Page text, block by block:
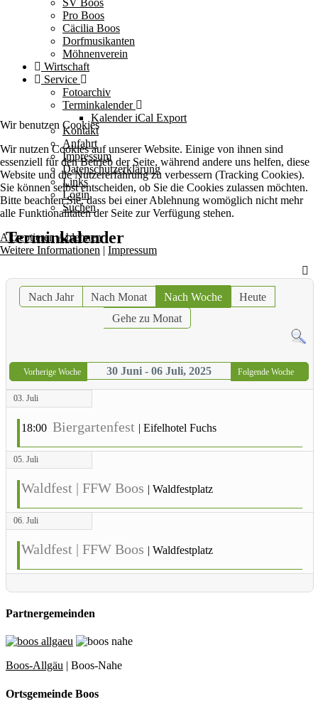
SV Boos
Pro Boos
Cäcilia Boos
Dorfmusikanten
Möhnenverein
Wirtschaft
Service
Fotoarchiv
Terminkalender
Kalender iCal Export
Kontakt
Anfahrt
Impressum
Datenschutzerklärung
Links
Login
Suchen
Terminkalender
Nach Jahr Nach Monat Nach Woche
Heute
Gehe zu Monat
Vorherige Woche 30 Juni - 06 Juli, 2025 Folgende Woche
03. Juli
18:00 Biergartenfest | Eifelhotel Fuchs
05. Juli
Waldfest | FFW Boos | Waldfestplatz
06. Juli
Waldfest | FFW Boos | Waldfestplatz
Partnergemeinden
Boos-Allgäu | Boos-Nahe
Ortsgemeinde Boos
Wir benutzen Cookies
Wir nutzen Cookies auf unserer Website. Einige von ihnen sind
essenziell für den Betrieb der Seite, während andere uns helfen, diese
Website und die Nutzererfahrung zu verbessern (Tracking Cookies).
Sie können selbst entscheiden, ob Sie die Cookies zulassen möchten.
Bitte beachten Sie, dass bei einer Ablehnung womöglich nicht mehr
alle Funktionalitäten der Seite zur Verfügung stehen.
Akzeptieren Ablehnen
Weitere Informationen | Impressum